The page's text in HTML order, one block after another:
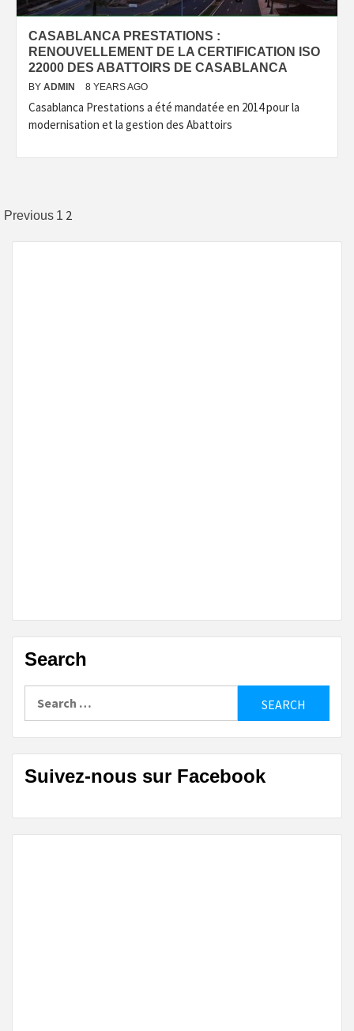
CASABLANCA PRESTATIONS :
RENOUVELLEMENT DE LA CERTIFICATION ISO
22000 DES ABATTOIRS DE CASABLANCA
BY ADMIN 8 YEARS AGO
Casablanca Prestations a été mandatée en 2014 pour la
modernisation et la gestion des Abattoirs
Posts
navigation
Previous 1 2
Search
Suivez-nous sur Facebook